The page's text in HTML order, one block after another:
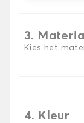
3.
Kies het
4. Kleur